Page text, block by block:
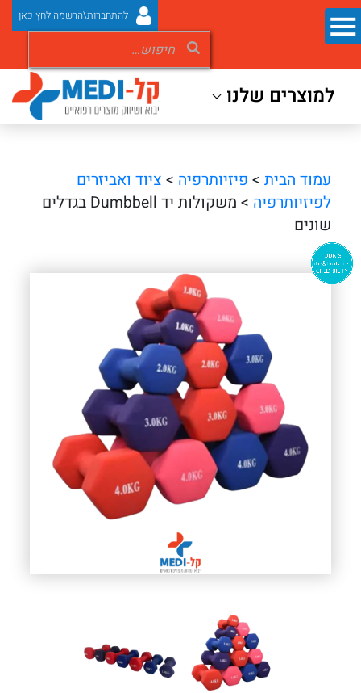
להתחברות\הרשמה לחץ כאן
למוצרים שלנו
עמוד הבית > פיזיותרפיה > ציוד ואביזרים
לפיזיותרפיה
> משקולות יד Dumbbell בגדלים
שונים